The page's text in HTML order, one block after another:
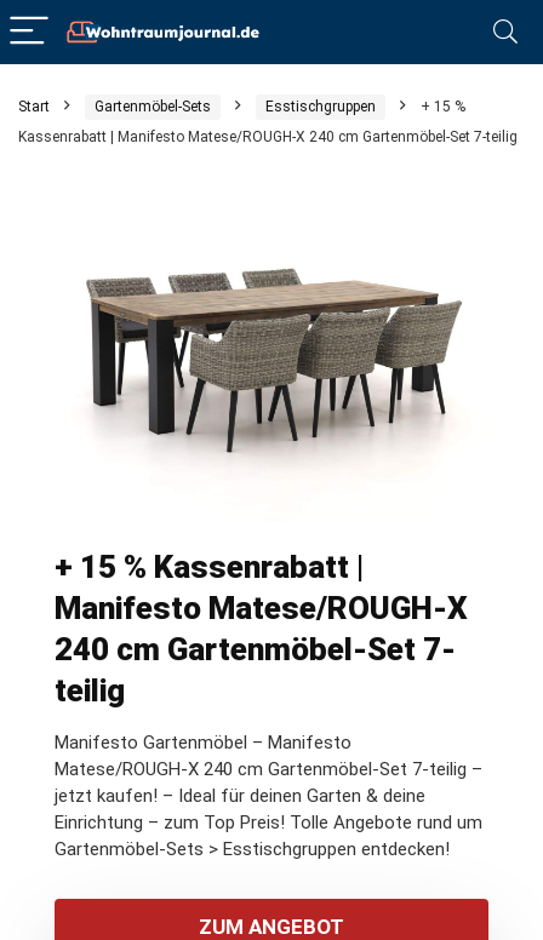
Start Gartenmöbel-Sets Esstischgruppen
+ 15 %
Kassenrabatt | Manifesto Matese/ROUGH-X 240 cm Gartenmöbel-Set 7-teilig
+ 15 % Kassenrabatt |
Manifesto Matese/ROUGH-X
240 cm Gartenmöbel-Set 7-
teilig
Manifesto Gartenmöbel – Manifesto
Matese/ROUGH-X 240 cm Gartenmöbel-Set 7-teilig –
jetzt kaufen! – Ideal für deinen Garten & deine
Einrichtung – zum Top Preis! Tolle Angebote rund um
Gartenmöbel-Sets > Esstischgruppen entdecken!
ZUM ANGEBOT